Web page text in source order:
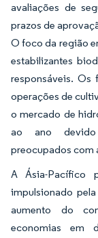
avaliações de
prazos de
O foco da região
estabilizantes
responsáveis. Os
operações de
o mercado de
ao ano devido
preocupados com
A Ásia-Pacífico
impulsionado
aumento do
economias em